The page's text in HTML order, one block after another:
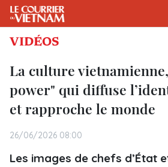
VIDÉOS
La culture
power" qui diffuse
et rapproche le monde
26/06/2026 08:00
Les images de chefs d’État